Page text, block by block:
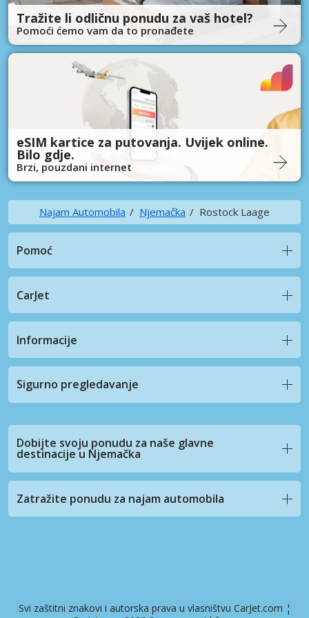
Tražite li odličnu ponudu za vaš hotel?
Pomoći ćemo vam da to pronađete
eSIM kartice za putovanja. Uvijek online.
Bilo gdje.
Brzi, pouzdani internet
Najam Automobila Njemačka Rostock Laage
Pomoć
CarJet
Informacije
Sigurno pregledavanje
Dobijte svoju ponudu za naše glavne
destinacije u Njemačka
Zatražite ponudu za najam automobila
Svi zaštitni znakovi i autorska prava u vlasništvu CarJet.com ¦